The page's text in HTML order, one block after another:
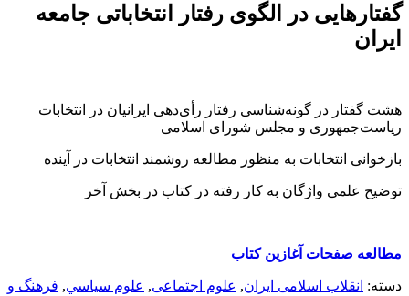
گفتارهایی در الگوی رفتار انتخاباتی جامعه
ایران
هشت گفتار در گونه‌شناسی رفتار رأی‌دهی ایرانیان در انتخابات
ریاست‌جمهوری و مجلس شورای اسلامی
بازخوانی انتخابات به منظور مطالعه روشمند انتخابات در آینده
توضیح علمی واژگان به کار رفته در کتاب در بخش آخر
مطالعه صفحات آغازین کتاب
دسته: انقلاب اسلامی ایران, علوم اجتماعی, علوم سياسي, فرهنگ و